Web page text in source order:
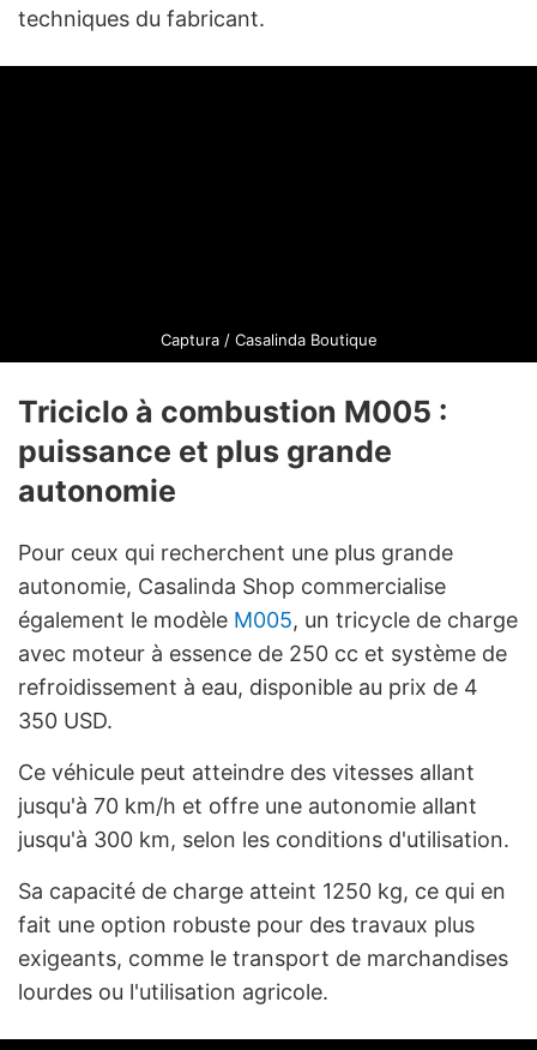
techniques du fabricant.
Captura / Casalinda Boutique
Triciclo à combustion M005 :
puissance et plus grande
autonomie
Pour ceux qui recherchent une plus grande
autonomie, Casalinda Shop commercialise
également le modèle M005, un tricycle de charge
avec moteur à essence de 250 cc et système de
refroidissement à eau, disponible au prix de 4
350 USD.
Ce véhicule peut atteindre des vitesses allant
jusqu'à 70 km/h et offre une autonomie allant
jusqu'à 300 km, selon les conditions d'utilisation.
Sa capacité de charge atteint 1250 kg, ce qui en
fait une option robuste pour des travaux plus
exigeants, comme le transport de marchandises
lourdes ou l'utilisation agricole.